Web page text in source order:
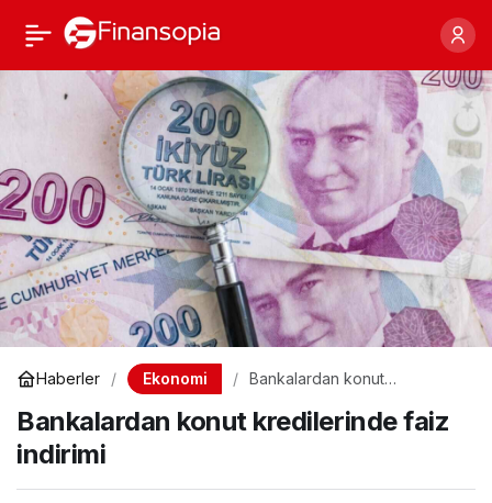
Haberler Ekonomi
Bankalardan konut
Bankalardan konut kredilerinde faiz
indirimi
Bankalardan konut
kredilerinde faiz indirimi
Paylaş